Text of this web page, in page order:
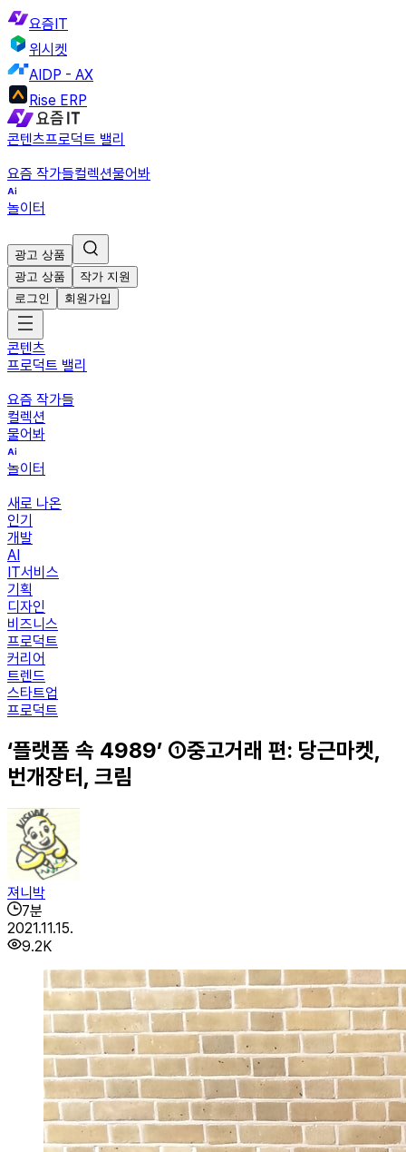
요즘IT
위시켓
AIDP - AX
Rise ERP
콘텐츠프로덕트 밸리
요즘 작가들컬렉션물어봐
놀이터
광고 상품
광고 상품
작가 지원
로그인
회원가입
콘텐츠
프로덕트 밸리
요즘 작가들
컬렉션
물어봐
놀이터
새로 나온
인기
개발
AI
IT서비스
기획
디자인
비즈니스
프로덕트
커리어
트렌드
스타트업
프로덕트
‘플랫폼 속 4989’ ①중고거래 편: 당근마켓,
번개장터, 크림
져니박
7분
2021.11.15.
9.2K